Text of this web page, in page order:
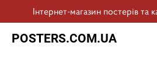
Інтернет-магазин постерів та
POSTERS.COM.UA